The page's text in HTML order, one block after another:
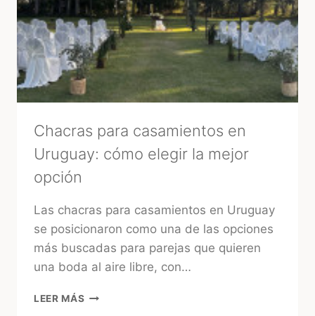
PROVEEDORES
CONFIABLES
EN
URUGUAY
Chacras para casamientos en
Uruguay: cómo elegir la mejor
opción
Las chacras para casamientos en Uruguay
se posicionaron como una de las opciones
más buscadas para parejas que quieren
una boda al aire libre, con…
LEER MÁS CHACRAS